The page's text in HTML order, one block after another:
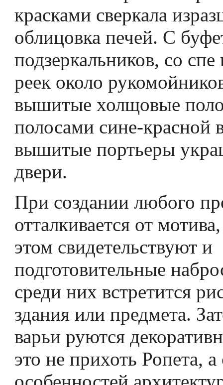
красками сверкала
облицовка печей. С
подзеркальников, со
реек около
вышитые холщовые
полосами сине-красной
вышитые портьеры
двери.
При создании любого
отталкивается от
этом свидетельствуют и
подготовительные
среди них встретится
здания или предмета.
варьи­ руются
это не прихоть Ропета, а